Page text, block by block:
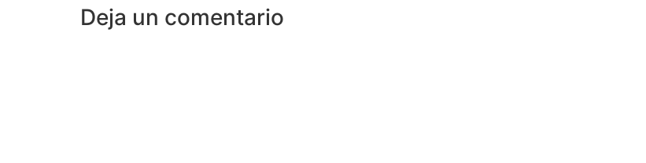
Deja un comentario